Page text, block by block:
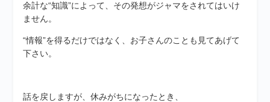
余計な“知識”によって、その発想がジャマをされてはいけ
ません。
“情報”を得るだけではなく、お子さんのことも見てあげて
下さい。
話を戻しますが、休みがちになったとき、